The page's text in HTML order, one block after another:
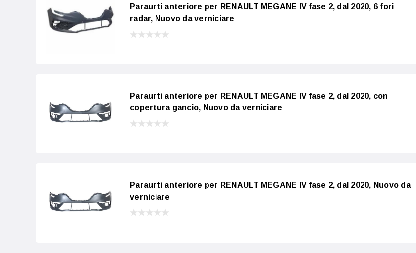
Paraurti anteriore per RENAULT MEGANE IV fase 2, dal 2020, 6 fori
radar, Nuovo da verniciare
Paraurti anteriore per RENAULT MEGANE IV fase 2, dal 2020, con
copertura gancio, Nuovo da verniciare
Paraurti anteriore per RENAULT MEGANE IV fase 2, dal 2020, Nuovo da
verniciare